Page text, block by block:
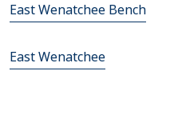
East Wenatchee Bench
East Wenatchee